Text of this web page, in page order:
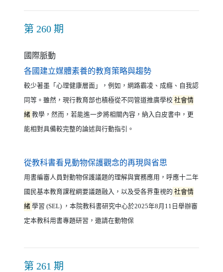
第 260 期
國際脈動
各國建立媒體素養的教育策略與趨勢（另開新視窗）
較少著墨「心理健康層面」，例如，網路霸凌、成癮、自我認
同等。雖然，現行教育部也積極從不同管道推廣學校 社會情
緒 教學，然而，若能進一步將相關內容，納入白皮書中，更
能相對具備較完整的論述與行動指引。
從教科書看見動物保護觀念的再現與省思
用書編審人員對動物保護議題的理解與實務應用，呼應十二年
國民基本教育課程綱要議題融入，以及受各界重視的 社會情
緒 學習 (SEL) ，本院教科書研究中心於2025年8月11日舉辦審
定本教科用書專題研習，邀請在動物保
第 261 期